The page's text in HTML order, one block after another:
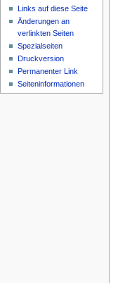
Links auf diese Seite
Änderungen an
verlinkten Seiten
Spezialseiten
Druckversion
Permanenter Link
Seiteninformationen